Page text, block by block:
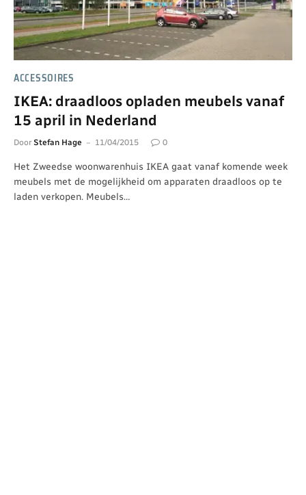
ACCESSOIRES
IKEA: draadloos opladen meubels vanaf
15 april in Nederland
Door Stefan Hage 11/04/2015 0
Het Zweedse woonwarenhuis IKEA gaat vanaf komende week
meubels met de mogelijkheid om apparaten draadloos op te
laden verkopen. Meubels…